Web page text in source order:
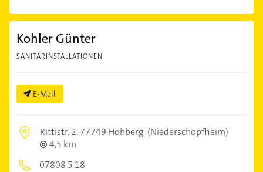
Kohler Günter
SANITÄRINSTALLATIONEN
E-Mail
Rittistr. 2,77749 Hohberg (Niederschopfheim)
4,5 km
07808 5 18